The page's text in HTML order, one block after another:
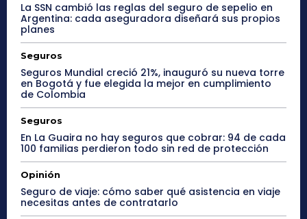
La SSN cambió las reglas del seguro de sepelio en
Argentina: cada aseguradora diseñará sus propios
planes
Seguros
Seguros Mundial creció 21%, inauguró su nueva torre
en Bogotá y fue elegida la mejor en cumplimiento
de Colombia
Seguros
En La Guaira no hay seguros que cobrar: 94 de cada
100 familias perdieron todo sin red de protección
Opinión
Seguro de viaje: cómo saber qué asistencia en viaje
necesitas antes de contratarlo